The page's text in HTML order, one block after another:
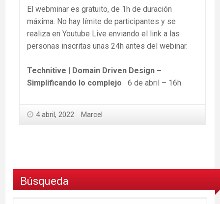
El webminar es gratuito, de 1h de duración
máxima. No hay límite de participantes y se
realiza en Youtube Live enviando el link a las
personas inscritas unas 24h antes del webinar.
Technitive | Domain Driven Design –
Simplificando lo complejo 6 de abril – 16h
4 abril, 2022 Marcel
Búsqueda